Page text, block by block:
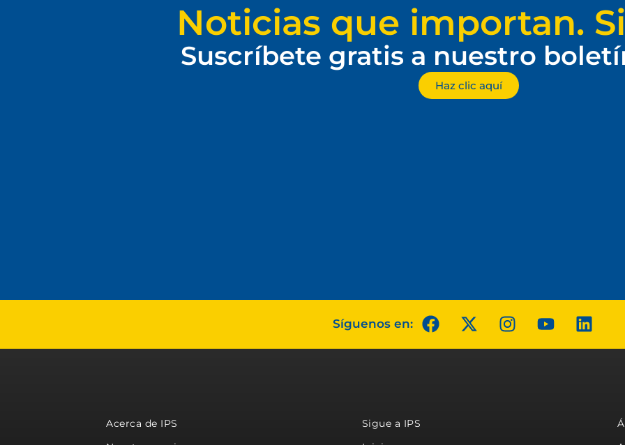
Noticias que importan.
Suscríbete gratis a nuestro
Haz clic aquí
Síguenos en:
Acerca de IPS
Sigue a IPS